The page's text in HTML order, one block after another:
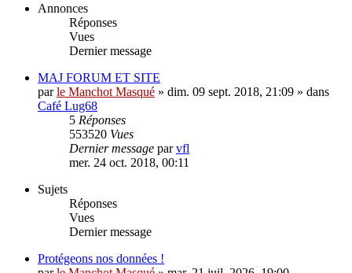
Annonces
Réponses
Vues
Dernier message
MAJ FORUM ET SITE
parle Manchot Masqué » dim. 09 sept. 2018, 21:09 » dans
Café Lug68
5 Réponses
553520 Vues
Dernier message parvfl
mer. 24 oct. 2018, 00:11
Sujets
Réponses
Vues
Dernier message
Protégeons nos données !